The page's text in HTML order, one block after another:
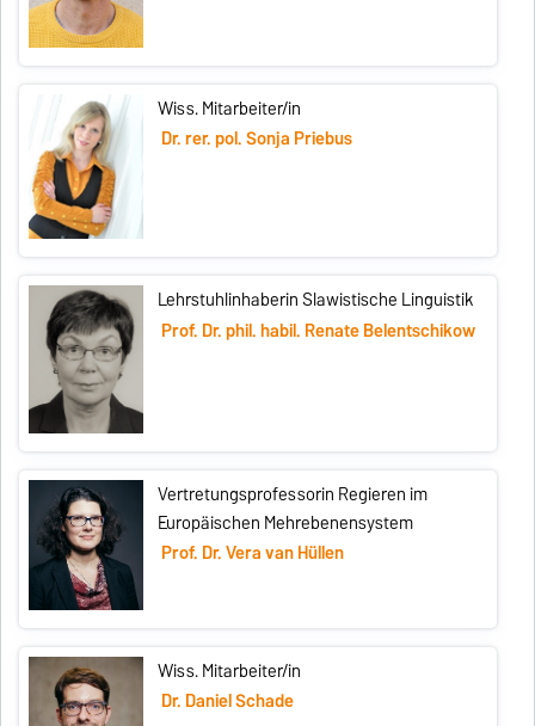
Wiss. Mitarbeiter/in
Dr. rer. pol. Sonja Priebus
Lehrstuhlinhaberin Slawistische Linguistik
Prof. Dr. phil. habil. Renate Belentschikow
Vertretungsprofessorin Regieren im
Europäischen Mehrebenensystem
Prof. Dr. Vera van Hüllen
Wiss. Mitarbeiter/in
Dr. Daniel Schade